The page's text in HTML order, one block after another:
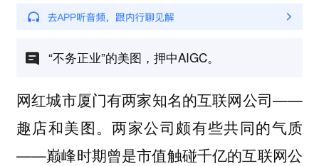
“不务正业”的美图，押中AIGC。
网红城市厦门有两家知名的互联网公司——
趣店和美图。两家公司颇有些共同的气质
——巅峰时期曾是市值触碰千亿的互联网公